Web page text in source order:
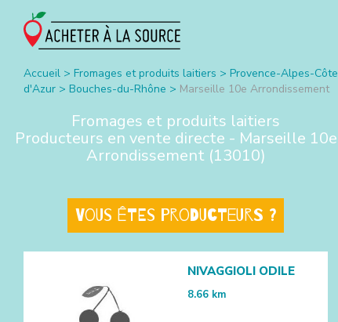
Accueil > Fromages et produits laitiers > Provence-Alpes-Côte
d'Azur > Bouches-du-Rhône > Marseille 10e Arrondissement
Fromages et produits laitiers
Producteurs en vente directe - Marseille 10e
Arrondissement (13010)
Vous êtes producteurs ?
NIVAGGIOLI ODILE
8.66 km